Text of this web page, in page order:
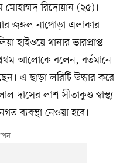
রিদোয়ান (২৫)।
জঙ্গল নাপোড়া এলাকার
হাইওয়ে থানার ভারপ্রাপ্ত
আলোকে বলেন, বর্তমানে
এ ছাড়া লরিটি উদ্ধার করে
দাসের লাশ সীতাকুণ্ড স্বাস্থ্য
ব্যবস্থা নেওয়া হবে।